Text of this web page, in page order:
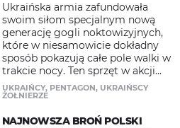
Ukraińska armia zafundowała
swoim siłom specjalnym nową
generację gogli noktowizyjnych,
które w niesamowicie dokładny
sposób pokazują całe pole walki w
trakcie nocy. Ten sprzęt w akcji...
UKRAIŃCY, PENTAGON, UKRAIŃSCY
ŻOŁNIERZE
NAJNOWSZA BROŃ POLSKI